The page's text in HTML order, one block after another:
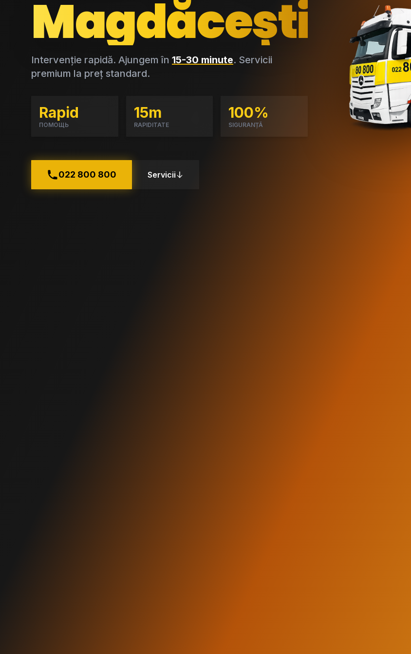
Magdăcești
Intervenție rapidă. Ajungem în 15-30 minute. Servicii
premium la preț standard.
Rapid
ПОМОЩЬ
15m
RAPIDITATE
100%
SIGURANȚĂ
022 800 800 Servicii